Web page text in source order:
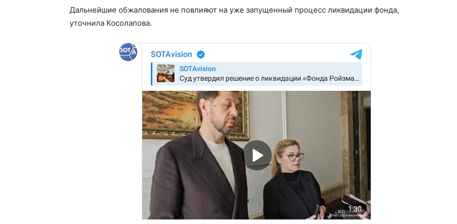
Дальнейшие обжалования не повлияют на уже запущенный процесс ликвидации фонда,
уточнила Косолапова.